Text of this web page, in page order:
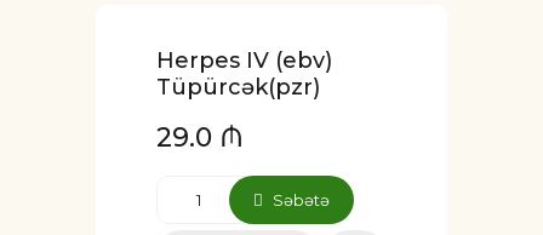
Herpes IV (ebv)
Tüpürcək(pzr)
29.0 ₼
Səbətə